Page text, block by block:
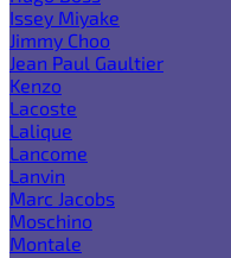
Issey Miyake
Jimmy Choo
Jean Paul Gaultier
Kenzo
Lacoste
Lalique
Lancome
Lanvin
Marc Jacobs
Moschino
Montale